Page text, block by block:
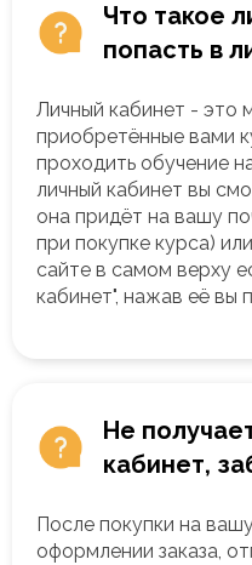
Что такое
попасть в
Личный кабинет - это
приобретённые вами
проходить обучение
личный кабинет вы
она придёт на вашу
при покупке курса)
сайте в самом верху
кабинет", нажав её вы
Не
кабинет,
После покупки на
оформлении заказа,